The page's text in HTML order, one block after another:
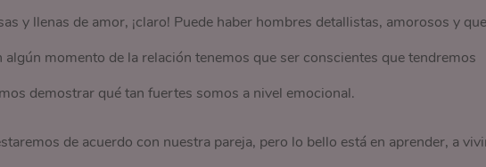
y llenas de amor, ¡claro! Puede haber hombres detallistas, amorosos y que
momento de la relación tenemos que ser conscientes que tendremos
demostrar qué tan fuertes somos a nivel emocional.
de acuerdo con nuestra pareja, pero lo bello está en aprender, a